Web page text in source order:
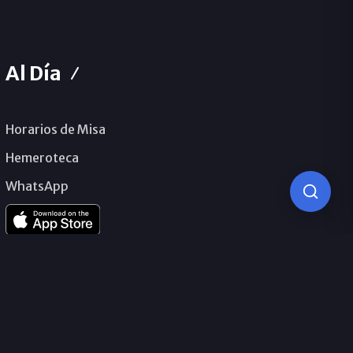
Al Día
Horarios de Misa
Hemeroteca
WhatsApp